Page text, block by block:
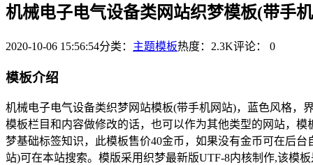
机械电子电气设备类网站织梦模板(带手
2020-10-06 15:56:54分类： 主题模板热度：2.3K评论： 0
模板介绍
机械电子电气设备类织梦网站模板(带手机网站)，蓝色风格，
模板栏目和内容做修改的话，也可以作为其他类型的网站，
梦基础标签知识，此模板售价40金币，如果没有金币可在后
站)可在本站搜索。模版采用织梦最新版UTF-8内核制作,该模